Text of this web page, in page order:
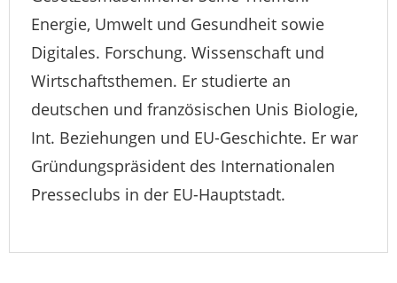
Energie, Umwelt und Gesundheit sowie
Digitales. Forschung. Wissenschaft und
Wirtschaftsthemen. Er studierte an
deutschen und französischen Unis Biologie,
Int. Beziehungen und EU-Geschichte. Er war
Gründungspräsident des Internationalen
Presseclubs in der EU-Hauptstadt.